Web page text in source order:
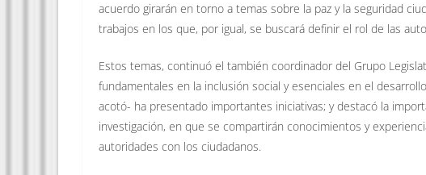
acuerdo girarán en torno a temas sobre la paz y la seguridad
trabajos en los que, por igual, se buscará definir el rol de las
Estos temas, continuó el también coordinador del Grupo
fundamentales en la inclusión social y esenciales en el
acotó- ha presentado importantes iniciativas; y destacó la
investigación, en que se compartirán conocimientos y
autoridades con los ciudadanos.